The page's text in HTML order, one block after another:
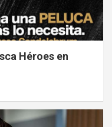
Héroes en